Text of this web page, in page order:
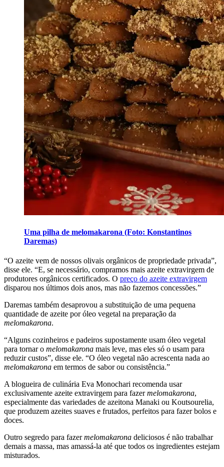
Uma pilha de melomakarona (Foto: Konstantinos
Daremas)
“O azeite vem de nossos olivais orgânicos de propriedade privada”,
disse ele. “E, se necessário, compramos mais azeite extravirgem de
produtores orgânicos certificados. O preço do azeite extravirgem
disparou nos últimos dois anos, mas não fazemos concessões.”
Daremas também desaprovou a substituição de uma pequena
quantidade de azeite por óleo vegetal na preparação da
melomakarona.
“Alguns cozinheiros e padeiros supostamente usam óleo vegetal
para tornar o melomakarona mais leve, mas eles só o usam para
reduzir custos”, disse ele. “O óleo vegetal não acrescenta nada ao
melomakarona em termos de sabor ou consistência.”
A blogueira de culinária Eva Monochari recomenda usar
exclusivamente azeite extravirgem para fazermelomakarona,
especialmente das variedades de azeitona Manaki ou Koutsourelia,
que produzem azeites suaves e frutados, perfeitos para fazer bolos e
doces.
Outro segredo para fazermelomakarona deliciosos é não trabalhar
demais a massa, mas amassá-la até que todos os ingredientes estejam
misturados.